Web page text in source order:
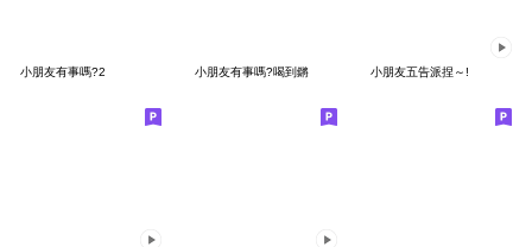
小朋友有事嗎?2 小朋友有事嗎?喝到鏘 小朋友五告派捏～!